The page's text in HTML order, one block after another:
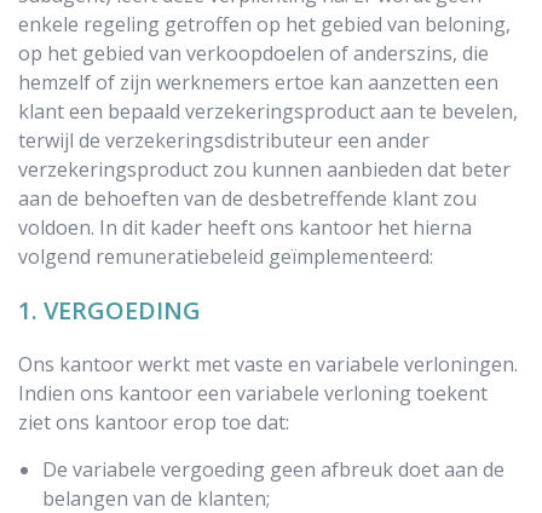
enkele regeling getroffen op het gebied van beloning,
op het gebied van verkoopdoelen of anderszins, die
hemzelf of zijn werknemers ertoe kan aanzetten een
klant een bepaald verzekeringsproduct aan te bevelen,
terwijl de verzekeringsdistributeur een ander
verzekeringsproduct zou kunnen aanbieden dat beter
aan de behoeften van de desbetreffende klant zou
voldoen. In dit kader heeft ons kantoor het hierna
volgend remuneratiebeleid geïmplementeerd:
1. VERGOEDING
Ons kantoor werkt met vaste en variabele verloningen.
Indien ons kantoor een variabele verloning toekent
ziet ons kantoor erop toe dat:
De variabele vergoeding geen afbreuk doet aan de
belangen van de klanten;